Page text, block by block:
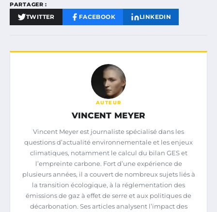
PARTAGER :
TWITTER FACEBOOK LINKEDIN
AUTEUR
VINCENT MEYER
Vincent Meyer est journaliste spécialisé dans les
questions d’actualité environnementale et les enjeux
climatiques, notamment le calcul du bilan GES et
l’empreinte carbone. Fort d’une expérience de
plusieurs années, il a couvert de nombreux sujets liés à
la transition écologique, à la réglementation des
émissions de gaz à effet de serre et aux politiques de
décarbonation. Ses articles analysent l’impact des